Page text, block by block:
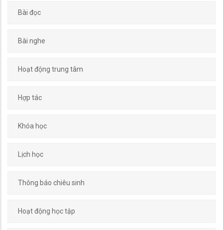
Bài đọc
Bài nghe
Hoạt động trung tâm
Hợp tác
Khóa học
Lịch học
Thông báo chiêu sinh
Hoạt động học tập